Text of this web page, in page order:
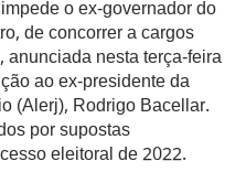
o ex-governador do
de concorrer a cargos
nesta terça-feira
ao ex-presidente da
(Alerj), Rodrigo Bacellar.
por supostas
eleitoral de 2022.